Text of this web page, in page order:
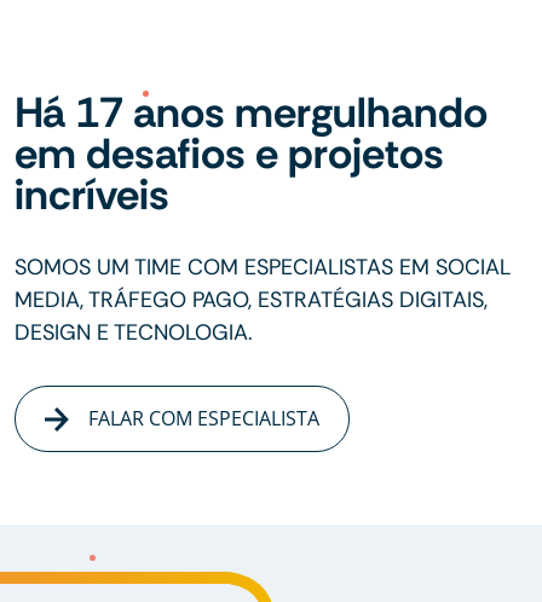
Há 17 anos mergulhando
em desafios e projetos
incríveis
SOMOS UM TIME COM ESPECIALISTAS EM SOCIAL
MEDIA, TRÁFEGO PAGO, ESTRATÉGIAS DIGITAIS,
DESIGN E TECNOLOGIA.
FALAR COM ESPECIALISTA